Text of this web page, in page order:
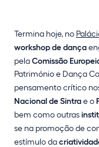
Termina hoje, no
workshop de dança
pelaComissão
Património e Dança
pensamento crítico
Nacional de Sintrae o
bem como outras
se na promoção de
estímulo da